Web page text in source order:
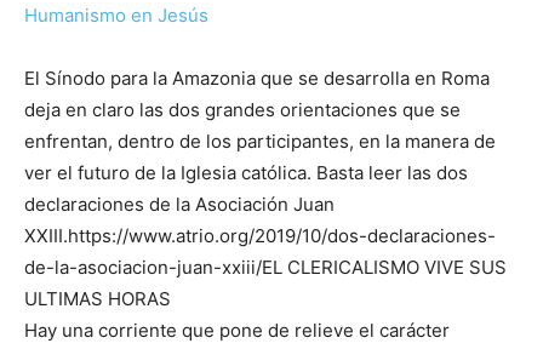
Humanismo en Jesús
El Sínodo para la Amazonia que se desarrolla en Roma
deja en claro las dos grandes orientaciones que se
enfrentan, dentro de los participantes, en la manera de
ver el futuro de la Iglesia católica. Basta leer las dos
declaraciones de la Asociación Juan
XXIII.https://www.atrio.org/2019/10/dos-declaraciones-
de-la-asociacion-juan-xxiii/EL CLERICALISMO VIVE SUS
ULTIMAS HORAS
Hay una corriente que pone de relieve el carácter